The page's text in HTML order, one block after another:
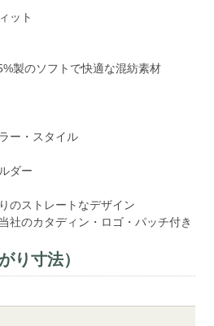
ット
製のソフトで快適な混紡素材
ー・スタイル
ダー
のストレートなデザイン
社のカタディン・ロゴ・パッチ付き
り寸法）